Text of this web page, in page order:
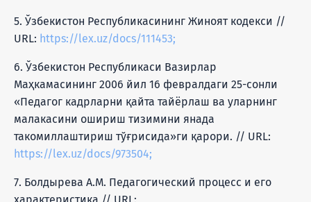
5. Ўзбекистон Республикасининг Жиноят кодекси //
URL: https://lex.uz/docs/111453;
6. Ўзбекистон Республикаси Вазирлар
Маҳкамасининг 2006 йил 16 февралдаги 25-сонли
«Педагог кадрларни қайта тайёрлаш ва уларнинг
малакасини ошириш тизимини янада
такомиллаштириш тўғрисида»ги қарори. // URL:
https://lex.uz/docs/973504;
7. Болдырева А.М. Педагогический процесс и его
характеристика // URL: